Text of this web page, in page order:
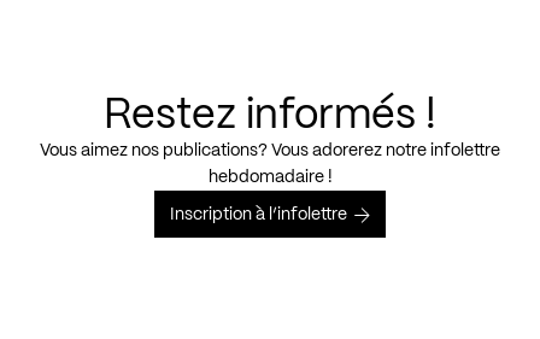
Restez informés !
Vous aimez nos publications? Vous adorerez notre infolettre
hebdomadaire !
Inscription à l’infolettre